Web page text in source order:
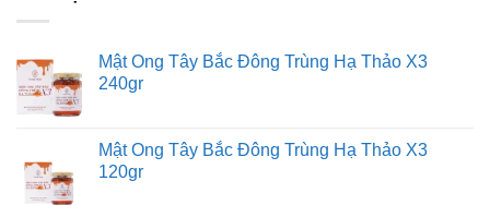
Mật Ong Tây Bắc Đông Trùng Hạ Thảo X3
240gr
Mật Ong Tây Bắc Đông Trùng Hạ Thảo X3
120gr